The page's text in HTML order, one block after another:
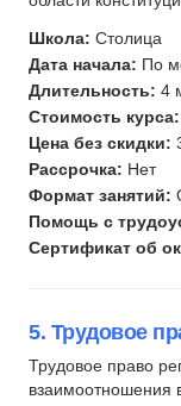
Медицинское право
Налоговое право
Ипотечный брокер
Таможенный
Комплаенс
Помощник
Школа: Столица
Дата начала: По
Длительность: 4
Стоимость курса:
Цена без скидки:
Рассрочка: Нет
Формат занятий:
Помощь с
Сертификат об
5. Трудовое
Трудовое право
взаимоотношения